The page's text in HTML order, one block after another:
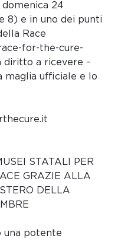
24
8) e in uno dei punti
Race
for-the-cure-
diritto a ricevere –
maglia ufficiale e lo
STATALI PER
GRAZIE ALLA
DELLA
una potente